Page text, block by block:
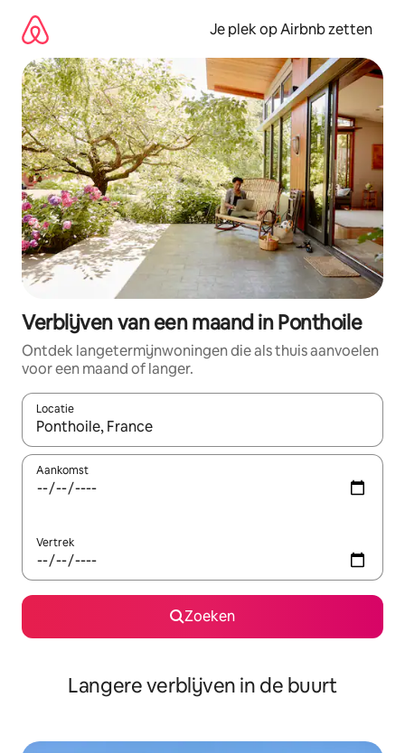
direct
naar
inhoud
Je plek op Airbnb zetten
Verblijven van een maand in Ponthoile
Ontdek langetermijnwoningen die als thuis aanvoelen
voor een maand of langer.
Locatie
Wanneer er resultaten beschikbaar zijn, maak je een keuze
Aankomst
Vertrek
Zoeken
Langere verblijven in de buurt